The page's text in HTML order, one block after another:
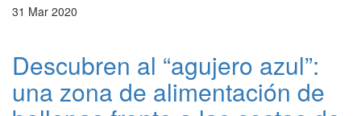
31 Mar 2020
Descubren al “agujero azul”:
una zona de alimentación de